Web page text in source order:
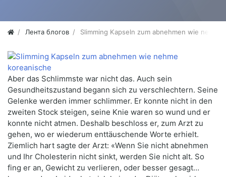
Лента блогов Slimming Kapseln zum abnehmen wie nehme
Aber das Schlimmste war nicht das. Auch sein
Gesundheitszustand begann sich zu verschlechtern. Seine
Gelenke werden immer schlimmer. Er konnte nicht in den
zweiten Stock steigen, seine Knie waren so wund und er
konnte nicht atmen. Deshalb beschloss er, zum Arzt zu
gehen, wo er wiederum enttäuschende Worte erhielt.
Ziemlich hart sagte der Arzt: «Wenn Sie nicht abnehmen
und Ihr Cholesterin nicht sinkt, werden Sie nicht alt. So
fing er an, Gewicht zu verlieren, oder besser gesagt…